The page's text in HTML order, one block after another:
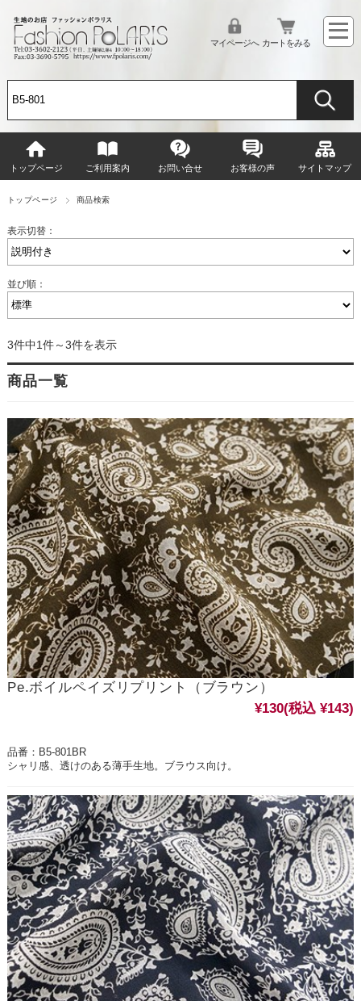
マイページへ カートをみる
トップページ ご利用案内 お問い合せ お客様の声 サイトマップ
トップページ 商品検索
表示切替：
並び順：
3件中1件～3件を表示
商品一覧
Pe.ボイルペイズリプリント（ブラウン）
¥130(税込 ¥143)
品番：B5-801BR
シャリ感、透けのある薄手生地。ブラウス向け。